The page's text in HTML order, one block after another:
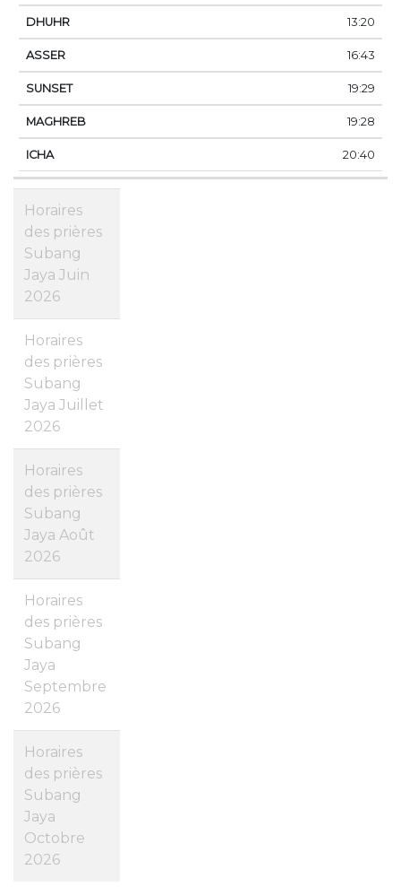
13:20
16:43
19:29
19:28
20:40
Horaires
des prières
Subang
Jaya Juin
2026
Horaires
des prières
Subang
Jaya Juillet
2026
Horaires
des prières
Subang
Jaya Août
2026
Horaires
des prières
Subang
Jaya
Septembre
2026
Horaires
des prières
Subang
Jaya
Octobre
2026